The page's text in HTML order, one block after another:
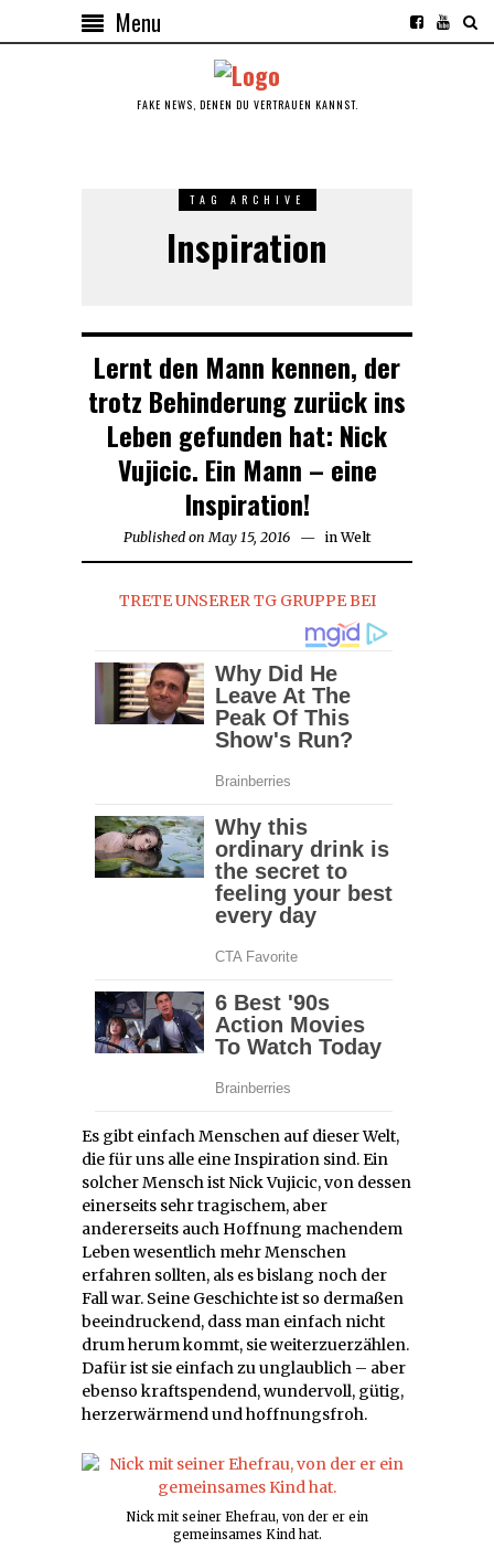
Menu
FAKE NEWS, DENEN DU VERTRAUEN KANNST.
TAG ARCHIVE
Inspiration
Lernt den Mann kennen, der
trotz Behinderung zurück ins
Leben gefunden hat: Nick
Vujicic. Ein Mann – eine
Inspiration!
Published on May 15, 2016May in Welt
TRETE UNSERER TG GRUPPE BEI
Es gibt einfach Menschen auf dieser Welt,
die für uns alle eine Inspiration sind. Ein
solcher Mensch ist Nick Vujicic, von dessen
einerseits sehr tragischem, aber
andererseits auch Hoffnung machendem
Leben wesentlich mehr Menschen
erfahren sollten, als es bislang noch der
Fall war. Seine Geschichte ist so dermaßen
beeindruckend, dass man einfach nicht
drum herum kommt, sie weiterzuerzählen.
Dafür ist sie einfach zu unglaublich – aber
ebenso kraftspendend, wundervoll, gütig,
herzerwärmend und hoffnungsfroh.
Nick mit seiner Ehefrau, von der er ein
gemeinsames Kind hat.